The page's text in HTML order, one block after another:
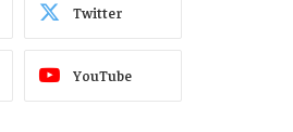
Twitter
YouTube